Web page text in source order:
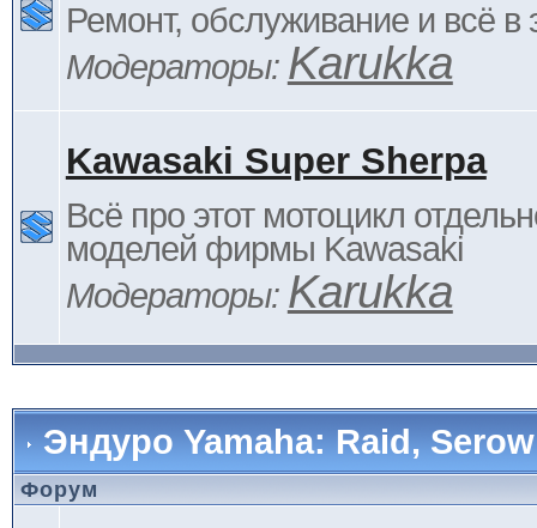
Ремонт, обслуживание и всё в
Модераторы: Karukka
Kawasaki Super Sherpa
Всё про этот мотоцикл
моделей фирмы Kawasaki
Модераторы: Karukka
Эндуро Yamaha: Raid,
Форум